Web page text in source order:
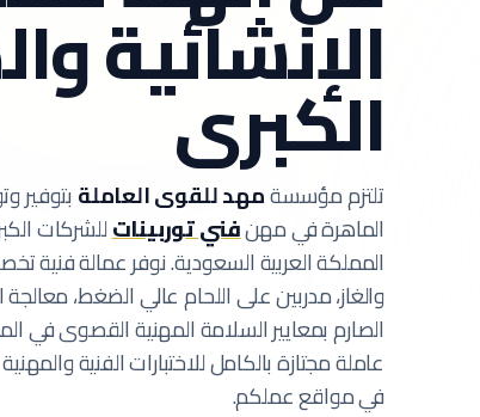
الإنشائية
الكبرى
تلتزم مؤسسةمهد للقوى العاملة بتوفير
الماهرة في مهنفني توربيناتللشركات
المملكة العربية السعودية.نوفر عمالة فنية
والغاز، مدربين على اللحام عالي الضغط، معالجة
الصارم بمعايير السلامة المهنية القصوى في
عاملة مجتازة بالكامل للاختبارات الفنية
في مواقع عملكم.